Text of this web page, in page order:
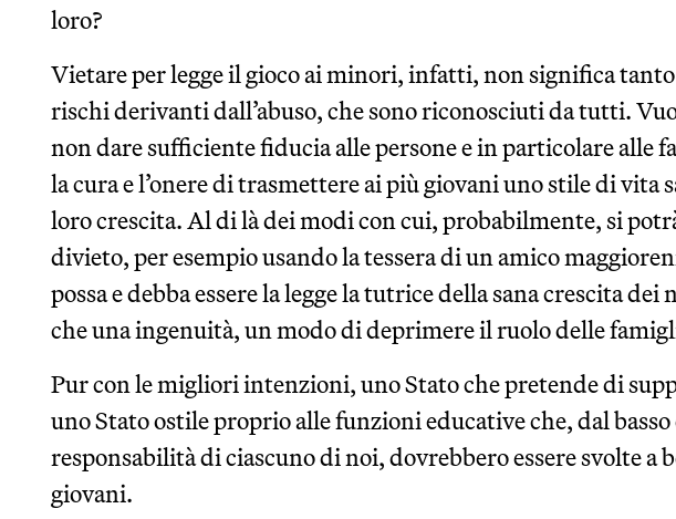
loro?
Vietare per legge il gioco ai minori, infatti, non significa
rischi derivanti dall’abuso, che sono riconosciuti da tutti.
non dare sufficiente fiducia alle persone e in particolare alle
la cura e l’onere di trasmettere ai più giovani uno stile di vita
loro crescita. Al di là dei modi con cui, probabilmente, si
divieto, per esempio usando la tessera di un amico
possa e debba essere la legge la tutrice della sana crescita
che una ingenuità, un modo di deprimere il ruolo delle
Pur con le migliori intenzioni, uno Stato che pretende di
uno Stato ostile proprio alle funzioni educative che, dal basso
responsabilità di ciascuno di noi, dovrebbero essere svolte a
giovani.